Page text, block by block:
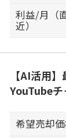
利益/月（
近）
【AI活用
YouTubeチ
希望売却